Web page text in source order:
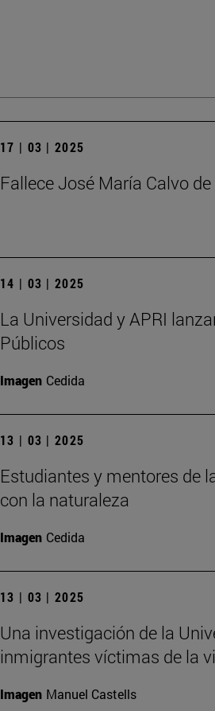
17 | 03 | 2025
Fallece José María Calvo
14 | 03 | 2025
La Universidad y APRI
Públicos
Imagen Cedida
13 | 03 | 2025
Estudiantes y mentores de
con la naturaleza
Imagen Cedida
13 | 03 | 2025
Una investigación de la
inmigrantes víctimas de la
Imagen Manuel Castells